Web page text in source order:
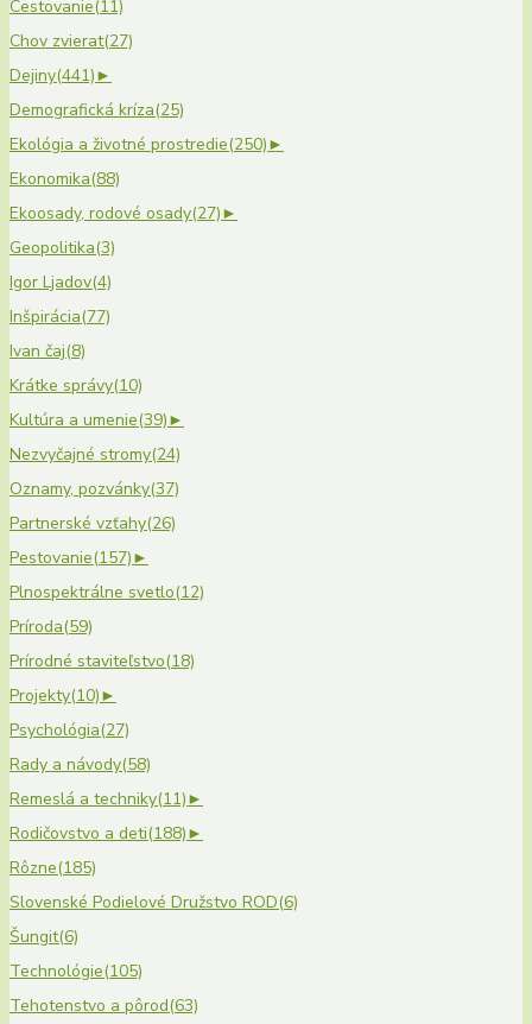
Cestovanie(11)
Chov zvierat(27)
Dejiny(441)►
Demografická kríza(25)
Ekológia a životné prostredie(250)►
Ekonomika(88)
Ekoosady, rodové osady(27)►
Geopolitika(3)
Igor Ljadov(4)
Inšpirácia(77)
Ivan čaj(8)
Krátke správy(10)
Kultúra a umenie(39)►
Nezvyčajné stromy(24)
Oznamy, pozvánky(37)
Partnerské vzťahy(26)
Pestovanie(157)►
Plnospektrálne svetlo(12)
Príroda(59)
Prírodné staviteľstvo(18)
Projekty(10)►
Psychológia(27)
Rady a návody(58)
Remeslá a techniky(11)►
Rodičovstvo a deti(188)►
Rôzne(185)
Slovenské Podielové Družstvo ROD(6)
Šungit(6)
Technológie(105)
Tehotenstvo a pôrod(63)